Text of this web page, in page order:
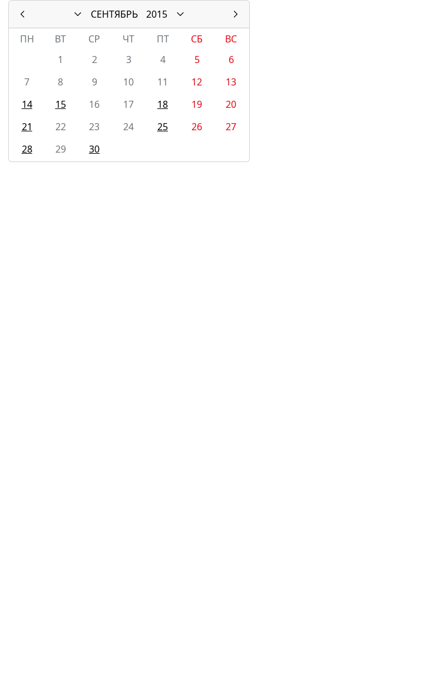
СЕНТЯБРЬ
2015
ПН
ВТ СР ЧТ ПТ СБ
ВС
1
2 3 4 5
6
7
8 9 10 11 12
13
14
15 16 17 18 19
20
21
22 23 24 25 26
27
28
29 30